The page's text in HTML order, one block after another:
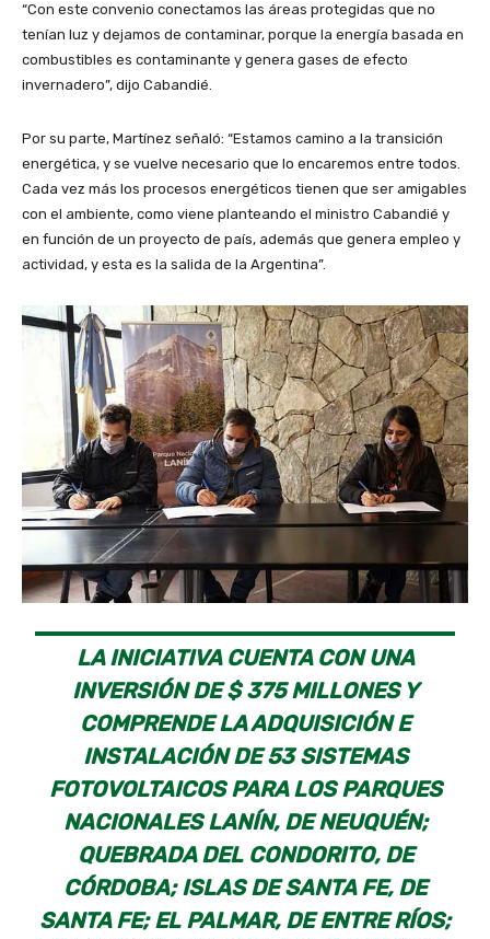
“Con este convenio conectamos las áreas protegidas que no
tenían luz y dejamos de contaminar, porque la energía basada en
combustibles es contaminante y genera gases de efecto
invernadero”, dijo Cabandié.
Por su parte, Martínez señaló: “Estamos camino a la transición
energética, y se vuelve necesario que lo encaremos entre todos.
Cada vez más los procesos energéticos tienen que ser amigables
con el ambiente, como viene planteando el ministro Cabandié y
en función de un proyecto de país, además que genera empleo y
actividad, y esta es la salida de la Argentina”.
LA INICIATIVA CUENTA CON UNA
INVERSIÓN DE $ 375 MILLONES Y
COMPRENDE LA ADQUISICIÓN E
INSTALACIÓN DE 53 SISTEMAS
FOTOVOLTAICOS PARA LOS PARQUES
NACIONALES LANÍN, DE NEUQUÉN;
QUEBRADA DEL CONDORITO, DE
CÓRDOBA; ISLAS DE SANTA FE, DE
SANTA FE; EL PALMAR, DE ENTRE RÍOS;